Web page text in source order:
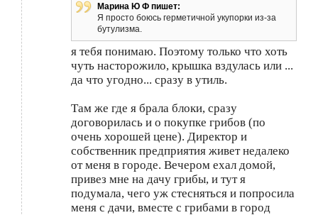
Марина Ю Ф пишет:
Я просто боюсь герметичной укупорки из-за
бутулизма.
я тебя понимаю. Поэтому только что хоть
чуть насторожило, крышка вздулась или ...
да что угодно... сразу в утиль.
Там же где я брала блоки, сразу
договорилась и о покупке грибов (по
очень хорошей цене). Директор и
собственник предприятия живет недалеко
от меня в городе. Вечером ехал домой,
привез мне на дачу грибы, и тут я
подумала, чего уж стесняться и попросила
меня с дачи, вместе с грибами в город